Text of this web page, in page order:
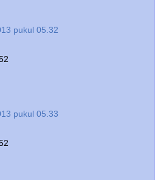
pukul 05.32
pukul 05.33